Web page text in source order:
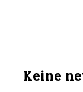
Keine